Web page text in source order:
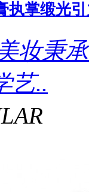
执掌缎光
妆秉
艺..